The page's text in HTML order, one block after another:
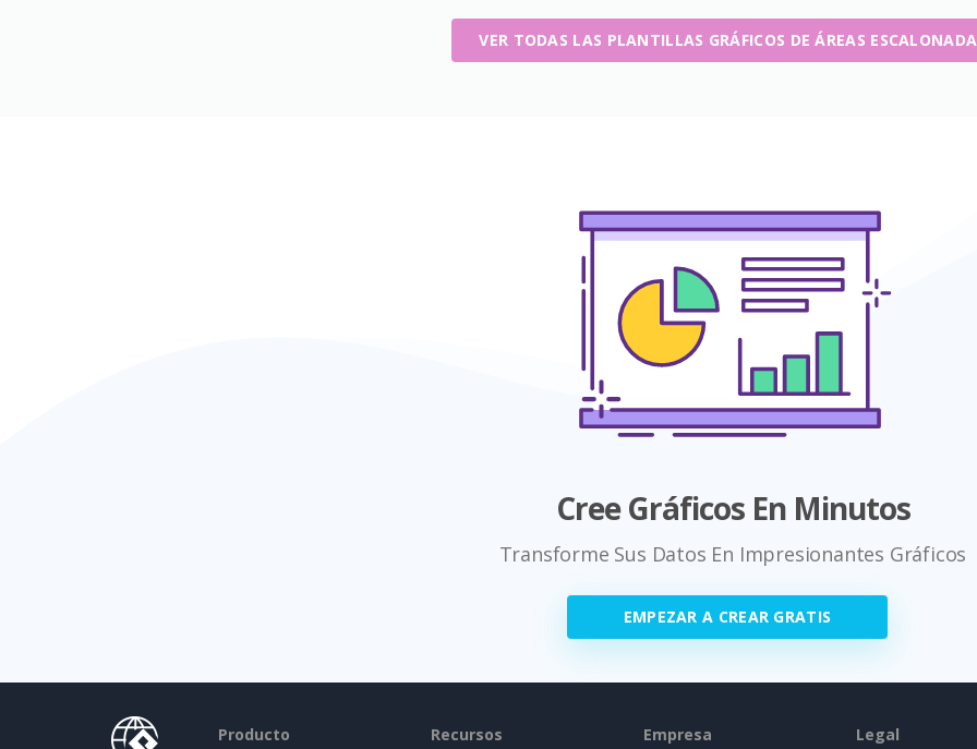
VER TODAS LAS PLANTILLAS GRÁFICOS DE ÁREAS
Cree Gráficos En Minutos
Transforme Sus Datos En Impresionantes Gráficos
EMPEZAR A CREAR GRATIS
Producto Recursos Empresa Legal